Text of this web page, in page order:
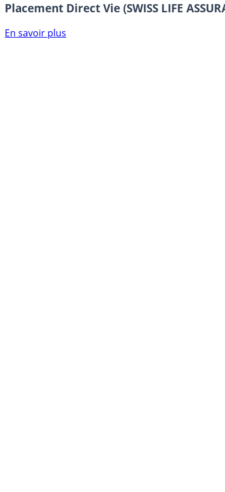
Placement Direct Vie (SWISS LIFE
En savoir plus